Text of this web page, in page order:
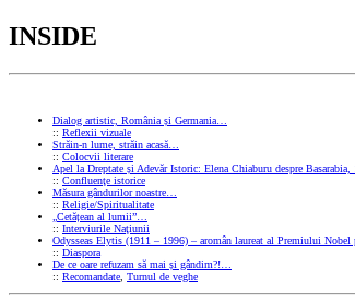
INSIDE
Dialog artistic, România și Germania…
:: Reflexii vizuale
Străin-n lume, străin acasă…
:: Colocvii literare
Apel la Dreptate și Adevăr Istoric: Elena Chiaburu despre
:: Confluenţe istorice
Măsura gândurilor noastre…
:: Religie/Spiritualitate
„Cetățean al lumii”…
:: Interviurile Naţiunii
Odysseas Elytis (1911 – 1996) – aromân laureat al Premiului
:: Diaspora
De ce oare refuzam să mai și gândim?!…
:: Recomandate Turnul de veghe